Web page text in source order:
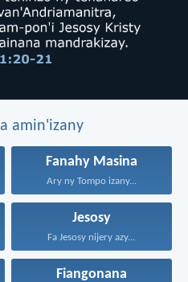
amin'izany
Fanahy Masina
Ary ny Tompo izany...
Jesosy
Fa Jesosy nijery azy...
Fiangonana